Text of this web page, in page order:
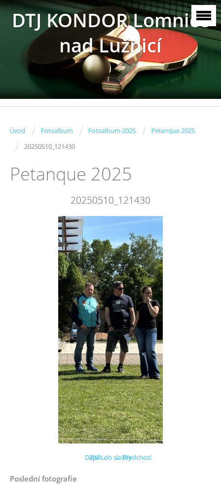
DTJ KONDOR Lomnice
nad Lužnicí
Úvod / Fotoalbum / Fotoalbum-2025 / Petanque 2025
/ 20250510_121430
Petanque 2025
20250510_121430
← Předchozí
Další →
Zpět do složky
Poslední fotografie